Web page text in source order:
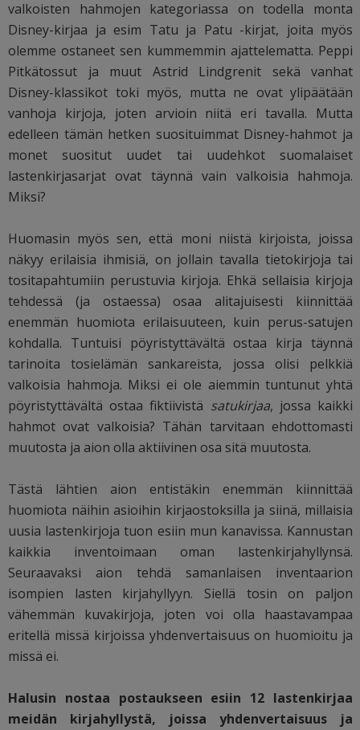
valkoisten hahmojen kategoriassa on todella monta
Disney-kirjaa ja esim Tatu ja Patu -kirjat, joita myös
olemme ostaneet sen kummemmin ajattelematta. Peppi
Pitkätossut ja muut Astrid Lindgrenit sekä vanhat
Disney-klassikot toki myös, mutta ne ovat ylipäätään
vanhoja kirjoja, joten arvioin niitä eri tavalla. Mutta
edelleen tämän hetken suosituimmat Disney-hahmot ja
monet suositut uudet tai uudehkot suomalaiset
lastenkirjasarjat ovat täynnä vain valkoisia hahmoja.
Miksi?
Huomasin myös sen, että moni niistä kirjoista, joissa
näkyy erilaisia ihmisiä, on jollain tavalla tietokirjoja tai
tositapahtumiin perustuvia kirjoja. Ehkä sellaisia kirjoja
tehdessä (ja ostaessa) osaa alitajuisesti kiinnittää
enemmän huomiota erilaisuuteen, kuin perus-satujen
kohdalla. Tuntuisi pöyristyttävältä ostaa kirja täynnä
tarinoita tosielämän sankareista, jossa olisi pelkkiä
valkoisia hahmoja. Miksi ei ole aiemmin tuntunut yhtä
pöyristyttävältä ostaa fiktiivistä satukirjaa, jossa kaikki
hahmot ovat valkoisia? Tähän tarvitaan ehdottomasti
muutosta ja aion olla aktiivinen osa sitä muutosta.
Tästä lähtien aion entistäkin enemmän kiinnittää
huomiota näihin asioihin kirjaostoksilla ja siinä, millaisia
uusia lastenkirjoja tuon esiin mun kanavissa. Kannustan
kaikkia inventoimaan oman lastenkirjahyllynsä.
Seuraavaksi aion tehdä samanlaisen inventaarion
isompien lasten kirjahyllyyn. Siellä tosin on paljon
vähemmän kuvakirjoja, joten voi olla haastavampaa
eritellä missä kirjoissa yhdenvertaisuus on huomioitu ja
missä ei.
Halusin nostaa postaukseen esiin 12 lastenkirjaa
meidän kirjahyllystä, joissa yhdenvertaisuus ja